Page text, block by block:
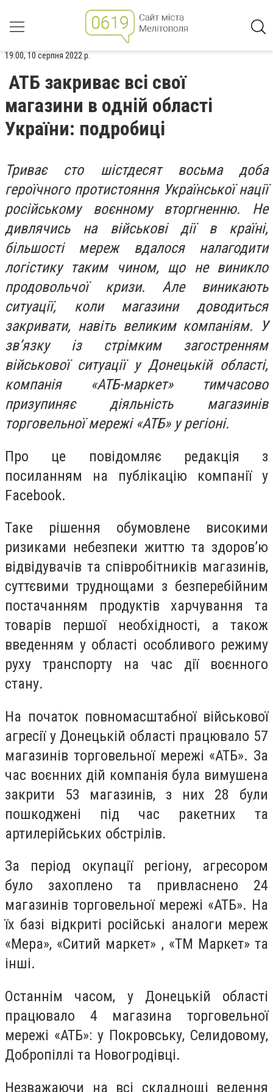
19:00, 10 серпня 2022 р.
АТБ закриває всі свої
магазини в одній області
України: подробиці
Триває сто шістдесят восьма доба
героїчного протистояння Української нації
російському воєнному вторгненню. Не
дивлячись на військові дії в країні,
більшості мереж вдалося налагодити
логістику таким чином, що не виникло
продовольчої кризи. Але виникають
ситуації, коли магазини доводиться
закривати, навіть великим компаніям. У
зв’язку із стрімким загостренням
військової ситуації у Донецькій області,
компанія «АТБ-маркет» тимчасово
призупиняє діяльність магазинів
торговельної мережі «АТБ» у регіоні.
Про це повідомляє редакція з
посиланням на публікацію компанії у
Facebook.
Таке рішення обумовлене високими
ризиками небезпеки життю та здоров’ю
відвідувачів та співробітників магазинів,
суттєвими труднощами з безперебійним
постачанням продуктів харчування та
товарів першої необхідності, а також
введенням у області особливого режиму
руху транспорту на час дії воєнного
стану.
На початок повномасштабної військової
агресії у Донецькій області працювало 57
магазинів торговельної мережі «АТБ». За
час воєнних дій компанія була вимушена
закрити 53 магазинів, з них 28 були
пошкоджені під час ракетних та
артилерійських обстрілів.
За період окупації регіону, агресором
було захоплено та привласнено 24
магазинів торговельної мережі «АТБ». На
їх базі відкриті російські аналоги мереж
«Мера», «Ситий маркет» , «ТМ Маркет» та
інші.
Останнім часом, у Донецькій області
працювало 4 магазина торговельної
мережі «АТБ»: у Покровську, Селидовому,
Добропіллі та Новогродівці.
Незважаючи на всі складнощі ведення